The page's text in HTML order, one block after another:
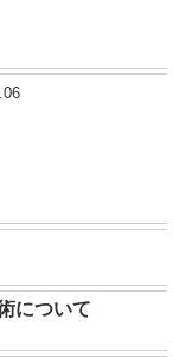
について